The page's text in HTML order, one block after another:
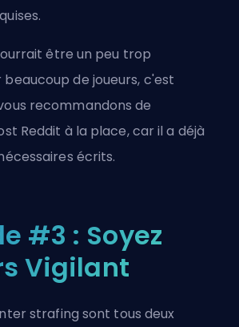
être un peu trop
de joueurs, c'est
recommandons de
Reddit à la place, car il a déjà
écrits.
#3 : Soyez
Vigilant
strafing sont tous deux